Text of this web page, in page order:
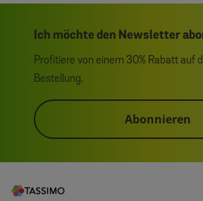
Ich möchte den Newsletter
Profitiere von einem 30% Rabatt auf
Bestellung.
Abonnieren